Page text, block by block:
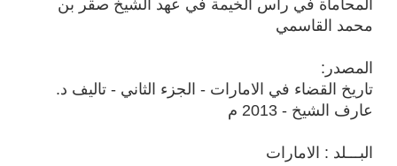
المحاماة في راس الخيمة في عهد الشيخ صقر بن
محمد القاسمي
المصدر:
تاريخ القضاء في الامارات - الجزء الثاني - تاليف د.
عارف الشيخ - 2013 م
البـــلد : الامارات